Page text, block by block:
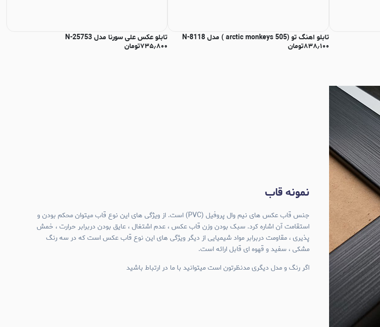
تابلو اهنگ تو (arctic monkeys 505 ) مدل N-8118
۸۳۸٫۱۰۰تومان
تابلو عکس علی سورنا مدل N-25753
۷۳۵٫۸۰۰تومان
نمونه قاب
جنس قاب عکس های نیم وال پروفیل (PVC) است. از ویژگی های این نوع قاب میتوان محکم بودن و
استقامت آن اشاره کرد. سبک بودن وزن قاب عکس ، عدم اشتغال ، عایق بودن دربرابر حرارت ، خمش
پذیری ، مقاومت دربرابر مواد شیمیایی از دیگر ویژگی های این نوع قاب عکس است که در سه رنگ
مشکی ، سفید و قهوه ای قابل ارائه است.
اگر رنگ و مدل دیگری مدنظرتون است میتوانید با ما در ارتباط باشید